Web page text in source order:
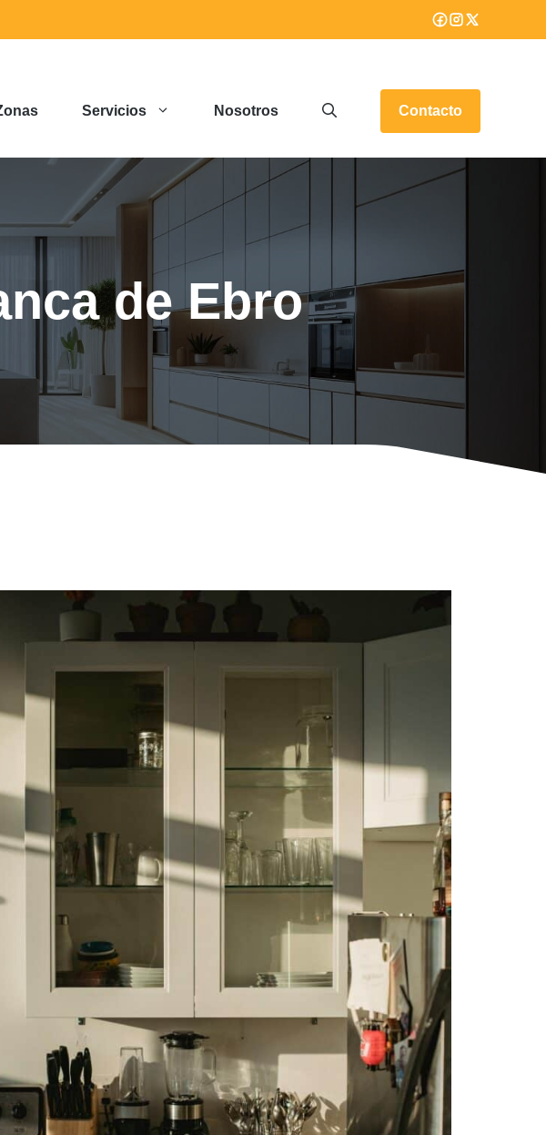
Servicios Nosotros Contacto
de Ebro